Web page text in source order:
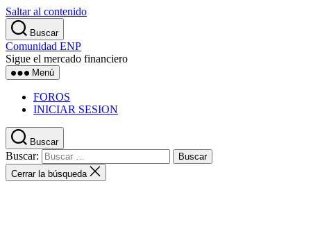
Saltar al contenido
Buscar
Comunidad ENP
Sigue el mercado financiero
Menú
FOROS
INICIAR SESION
Buscar
Buscar:
Cerrar la búsqueda